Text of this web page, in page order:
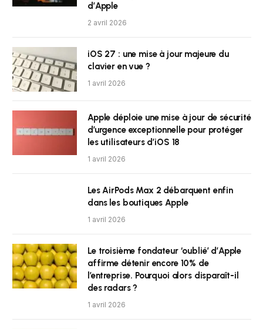
d’Apple
2 avril 2026
iOS 27 : une mise à jour majeure du
clavier en vue ?
1 avril 2026
Apple déploie une mise à jour de sécurité
d’urgence exceptionnelle pour protéger
les utilisateurs d’iOS 18
1 avril 2026
Les AirPods Max 2 débarquent enfin
dans les boutiques Apple
1 avril 2026
Le troisième fondateur ‘oublié’ d’Apple
affirme détenir encore 10% de
l’entreprise. Pourquoi alors disparaît-il
des radars ?
1 avril 2026